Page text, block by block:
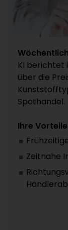
KI berichtet
über die
Spothandel.
Ihre
Zeitnahe